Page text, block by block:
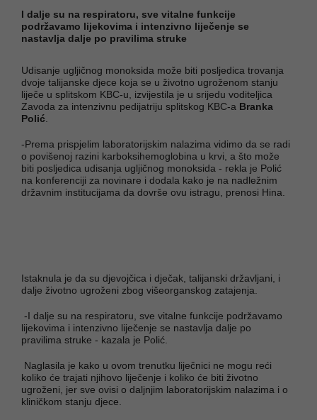
I dalje su na respiratoru, sve vitalne funkcije
podržavamo lijekovima i intenzivno liječenje se
nastavlja dalje po pravilima struke
Udisanje ugljičnog monoksida može biti posljedica trovanja
dvoje talijanske djece koja se u životno ugroženom stanju
liječe u splitskom KBC-u, izvijestila je u srijedu voditeljica
Zavoda za intenzivnu pedijatriju splitskog KBC-a Branka
Polić
-Prema prispjelim laboratorijskim nalazima vidimo da se radi
o povišenoj razini karboksihemoglobina u krvi, a što može
biti posljedica udisanja ugljičnog monoksida - rekla je Polić
na konferenciji za novinare i dodala kako je na nadležnim
državnim institucijama da dovrše ovu istragu, prenosi Hina.
Istaknula je da su djevojčica i dječak, talijanski državljani, i
dalje životno ugroženi zbog višeorganskog zatajenja.
-I dalje su na respiratoru, sve vitalne funkcije podržavamo
lijekovima i intenzivno liječenje se nastavlja dalje po
pravilima struke - kazala je Polić.
Naglasila je kako u ovom trenutku liječnici ne mogu reći
koliko će trajati njihovo liječenje i koliko će biti životno
ugroženi, jer sve ovisi o daljnjim laboratorijskim nalazima i o
kliničkom stanju djece.